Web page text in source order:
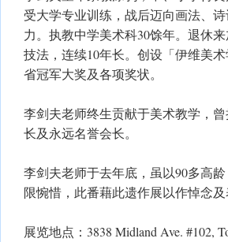
受大学专业训练，战后迈向画法、
力。执教中学美术科30馀年。退休
技法，连续10年长。创设「伊维美
省冠军大奖及各项奖状。
李剑夫老师终生贡献于美术教学，
长及永远名誉会长。
李剑夫老师于去年底，虽以90多高
限惋惜，此番藉此遗作展以作悼念及
展览地点：3838 Midland Ave. #102,